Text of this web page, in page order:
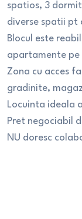
spatios, 3
diverse spatii pt
Blocul este
apartamente pe
Zona cu acces
gradinite,
Locuinta ideala
Pret negociabil
NU doresc